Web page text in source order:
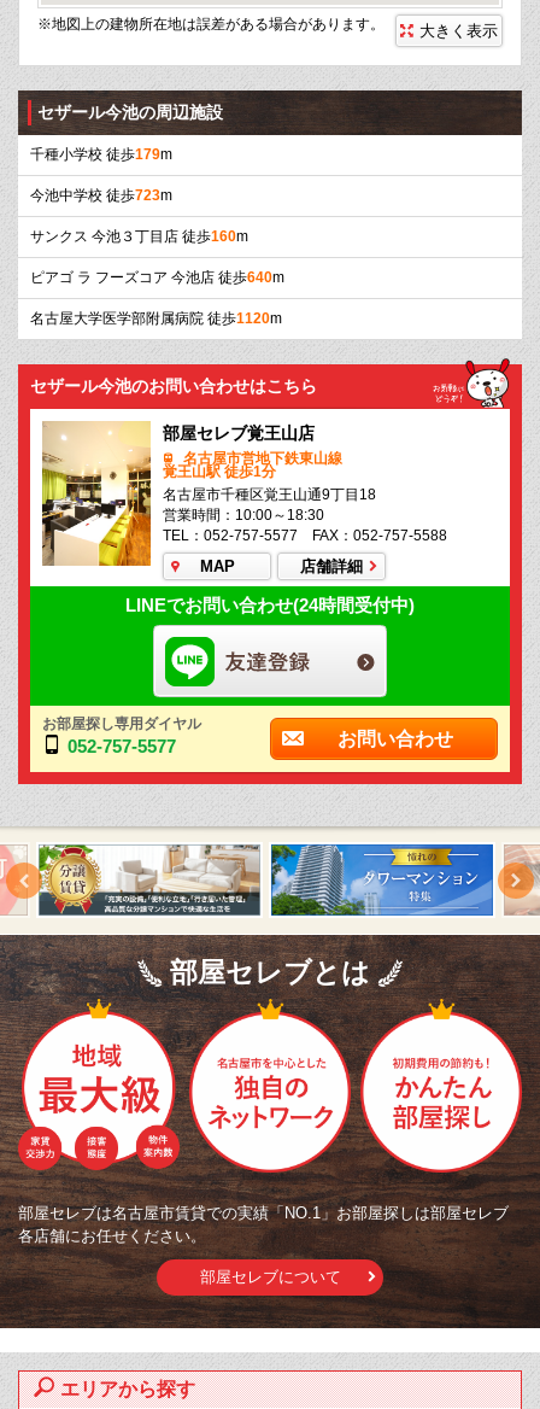
※地図上の建物所在地は誤差がある場合があります。 大きく表示
セザール今池の周辺施設
千種小学校 徒歩179m
今池中学校 徒歩723m
サンクス 今池３丁目店 徒歩160m
ピアゴ ラ フーズコア 今池店 徒歩640m
名古屋大学医学部附属病院 徒歩1120m
セザール今池のお問い合わせはこちら
部屋セレブ覚王山店
名古屋市営地下鉄東山線
覚王山駅 徒歩1分
名古屋市千種区覚王山通9丁目18
営業時間：10:00～18:30
TEL：052-757-5577 FAX：052-757-5588
MAP 店舗詳細
LINEでお問い合わせ(24時間受付中)
お部屋探し専用ダイヤル
052-757-5577 お問い合わせ
部屋セレブとは
部屋セレブは名古屋市賃貸での実績「NO.1」お部屋探しは部屋セレブ
各店舗にお任せください。
部屋セレブについて
エリアから探す